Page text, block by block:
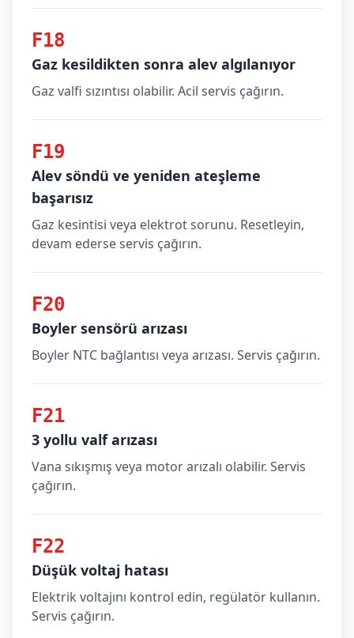
F18
Gaz kesildikten sonra alev algılanıyor
Gaz valfi sızıntısı olabilir. Acil servis çağırın.
F19
Alev söndü ve yeniden ateşleme
başarısız
Gaz kesintisi veya elektrot sorunu. Resetleyin,
devam ederse servis çağırın.
F20
Boyler sensörü arızası
Boyler NTC bağlantısı veya arızası. Servis çağırın.
F21
3 yollu valf arızası
Vana sıkışmış veya motor arızalı olabilir. Servis
çağırın.
F22
Düşük voltaj hatası
Elektrik voltajını kontrol edin, regülatör kullanın.
Servis çağırın.